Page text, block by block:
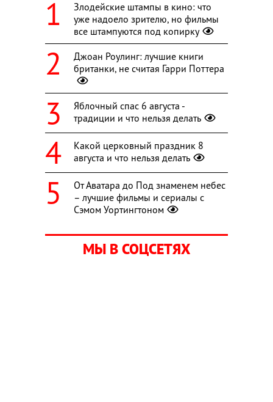
Злодейские штампы в кино: что
уже надоело зрителю, но фильмы
все штампуются под копирку
Джоан Роулинг: лучшие книги
британки, не считая Гарри Поттера
Яблочный спас 6 августа -
традиции и что нельзя делать
Какой церковный праздник 8
августа и что нельзя делать
От Аватара до Под знаменем небес
– лучшие фильмы и сериалы с
Сэмом Уортингтоном
МЫ В СОЦСЕТЯХ